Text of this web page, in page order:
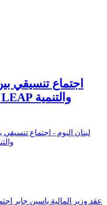
اجتماع تنسيقي